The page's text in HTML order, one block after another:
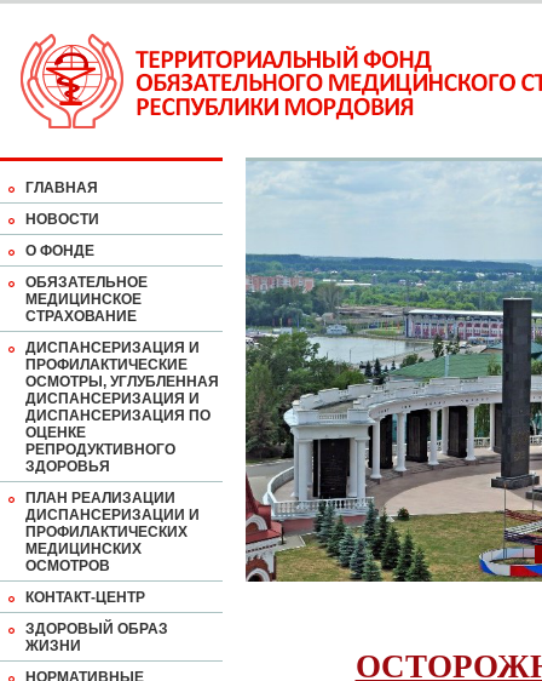
ГЛАВНАЯ
НОВОСТИ
О ФОНДЕ
ОБЯЗАТЕЛЬНОЕ
МЕДИЦИНСКОЕ
СТРАХОВАНИЕ
ДИСПАНСЕРИЗАЦИЯ И
ПРОФИЛАКТИЧЕСКИЕ
ОСМОТРЫ, УГЛУБЛЕННАЯ
ДИСПАНСЕРИЗАЦИЯ И
ДИСПАНСЕРИЗАЦИЯ ПО
ОЦЕНКЕ
РЕПРОДУКТИВНОГО
ЗДОРОВЬЯ
ПЛАН РЕАЛИЗАЦИИ
ДИСПАНСЕРИЗАЦИИ И
ПРОФИЛАКТИЧЕСКИХ
МЕДИЦИНСКИХ
ОСМОТРОВ
КОНТАКТ-ЦЕНТР
ЗДОРОВЫЙ ОБРАЗ
ЖИЗНИ
НОРМАТИВНЫЕ